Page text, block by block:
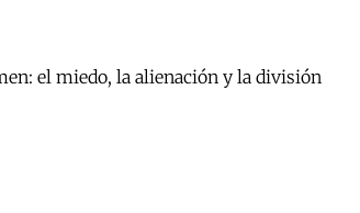
el miedo, la alienación y la división